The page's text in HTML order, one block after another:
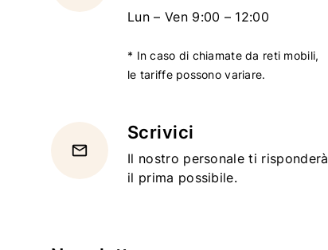
Lun – Ven 9:00 – 12:00
* In caso di chiamate da reti mobili,
le tariffe possono variare.
email
Scrivici
Il nostro personale ti risponderà
il prima possibile.